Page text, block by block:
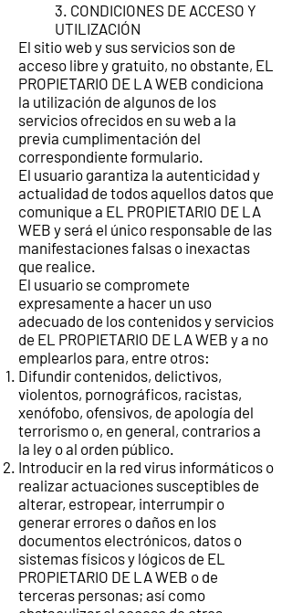
3. CONDICIONES DE ACCESO Y
UTILIZACIÓN
El sitio web y sus servicios son de
acceso libre y gratuito, no obstante, EL
PROPIETARIO DE LA WEB condiciona
la utilización de algunos de los
servicios ofrecidos en su web a la
previa cumplimentación del
correspondiente formulario.
El usuario garantiza la autenticidad y
actualidad de todos aquellos datos que
comunique a EL PROPIETARIO DE LA
WEB y será el único responsable de las
manifestaciones falsas o inexactas
que realice.
El usuario se compromete
expresamente a hacer un uso
adecuado de los contenidos y servicios
de EL PROPIETARIO DE LA WEB y a no
emplearlos para, entre otros:
Difundir contenidos, delictivos,
violentos, pornográficos, racistas,
xenófobo, ofensivos, de apología del
terrorismo o, en general, contrarios a
la ley o al orden público.
Introducir en la red virus informáticos o
realizar actuaciones susceptibles de
alterar, estropear, interrumpir o
generar errores o daños en los
documentos electrónicos, datos o
sistemas físicos y lógicos de EL
PROPIETARIO DE LA WEB o de
terceras personas; así como